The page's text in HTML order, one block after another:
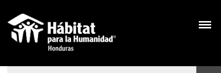
Inicio – Hábitat para la